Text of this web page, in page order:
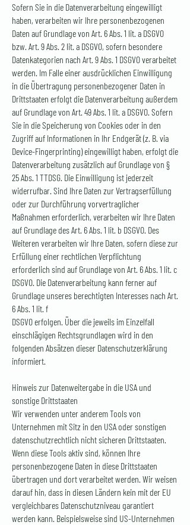
Sofern Sie in die Datenverarbeitung eingewilligt
haben, verarbeiten wir Ihre personenbezogenen
Daten auf Grundlage von Art. 6 Abs. 1 lit. a DSGVO
bzw. Art. 9 Abs. 2 lit. a DSGVO, sofern besondere
Datenkategorien nach Art. 9 Abs. 1 DSGVO verarbeitet
werden. Im Falle einer ausdrücklichen Einwilligung
in die Übertragung personenbezogener Daten in
Drittstaaten erfolgt die Datenverarbeitung außerdem
auf Grundlage von Art. 49 Abs. 1 lit. a DSGVO. Sofern
Sie in die Speicherung von Cookies oder in den
Zugriff auf Informationen in Ihr Endgerät (z. B. via
Device-Fingerprinting) eingewilligt haben, erfolgt die
Datenverarbeitung zusätzlich auf Grundlage von §
25 Abs. 1 TTDSG. Die Einwilligung ist jederzeit
widerrufbar. Sind Ihre Daten zur Vertragserfüllung
oder zur Durchführung vorvertraglicher
Maßnahmen erforderlich, verarbeiten wir Ihre Daten
auf Grundlage des Art. 6 Abs. 1 lit. b DSGVO. Des
Weiteren verarbeiten wir Ihre Daten, sofern diese zur
Erfüllung einer rechtlichen Verpflichtung
erforderlich sind auf Grundlage von Art. 6 Abs. 1 lit. c
DSGVO. Die Datenverarbeitung kann ferner auf
Grundlage unseres berechtigten Interesses nach Art.
6 Abs. 1 lit. f
DSGVO erfolgen. Über die jeweils im Einzelfall
einschlägigen Rechtsgrundlagen wird in den
folgenden Absätzen dieser Datenschutzerklärung
informiert.
Hinweis zur Datenweitergabe in die USA und
sonstige Drittstaaten
Wir verwenden unter anderem Tools von
Unternehmen mit Sitz in den USA oder sonstigen
datenschutzrechtlich nicht sicheren Drittstaaten.
Wenn diese Tools aktiv sind, können Ihre
personenbezogene Daten in diese Drittstaaten
übertragen und dort verarbeitet werden. Wir weisen
darauf hin, dass in diesen Ländern kein mit der EU
vergleichbares Datenschutzniveau garantiert
werden kann. Beispielsweise sind US-Unternehmen